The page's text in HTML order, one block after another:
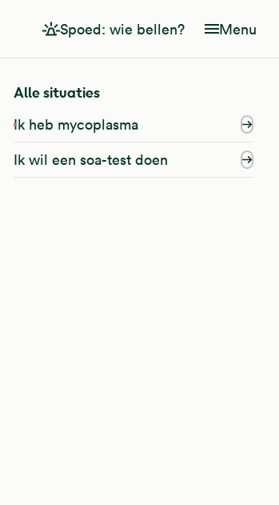
Spoed: wie bellen? Menu
Alle situaties
Ik heb mycoplasma
Ik wil een soa-test doen